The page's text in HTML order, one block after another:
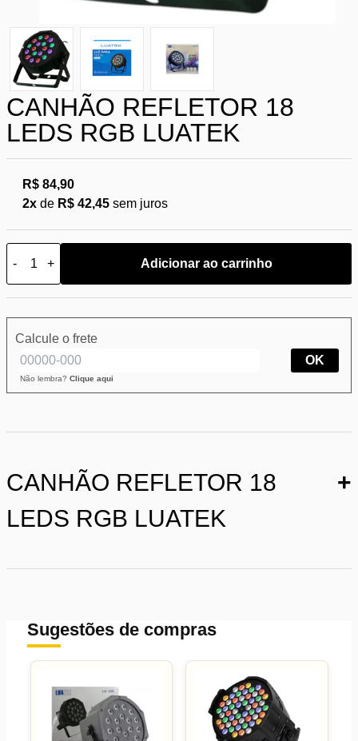
CANHÃO REFLETOR 18
LEDS RGB LUATEK
R$ 84,90
2x de R$ 42,45 sem juros
- + Adicionar ao carrinho
Calcule o frete
Não lembra? Clique aqui
OK
CANHÃO REFLETOR 18
LEDS RGB LUATEK
+
Sugestões de compras